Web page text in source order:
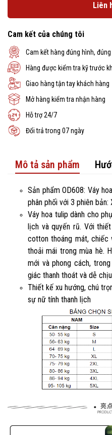
Liên
Cam kết của chúng tôi
Cam kết hàng đúng hình,
Hàng được kiểm tra kỹ trước
Giao hàng tận tay khách hàng
Mở hàng kiểm tra nhận hàng
Hỗ trợ 24/7
Đổi trả trong 07 ngày
Mô tả sản phẩm
Sản phẩm OD608: Váy
phân phối với 3 phiên bản:
Váy hoa tulip dành cho
lịch và quyến rũ. Với
cotton thoáng mát, chiếc
thoải mái trong mùa hè.
mới và phong cách,
giác thanh thoát và dễ
Thiết kế xu hướng, chú
sự nữ tính thanh lịch